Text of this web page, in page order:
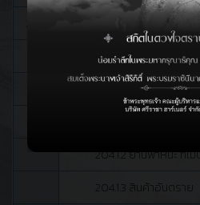
204
ค่าภาระฝากสินค้า (CARGO
***ยกเว้นค่าฝากสินค้า ทั้ง
204.1 สินค้าขาเข้า
204.1.2 ยานพาหนะ ที่ไม่
204.1.3 สินค้าอันตราย